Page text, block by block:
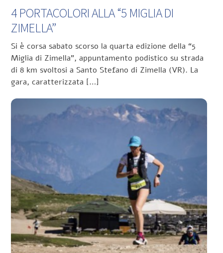
4 PORTACOLORI ALLA “5 MIGLIA DI
ZIMELLA”
Si è corsa sabato scorso la quarta edizione della “5
Miglia di Zimella”, appuntamento podistico su strada
di 8 km svoltosi a Santo Stefano di Zimella (VR). La
gara, caratterizzata […]